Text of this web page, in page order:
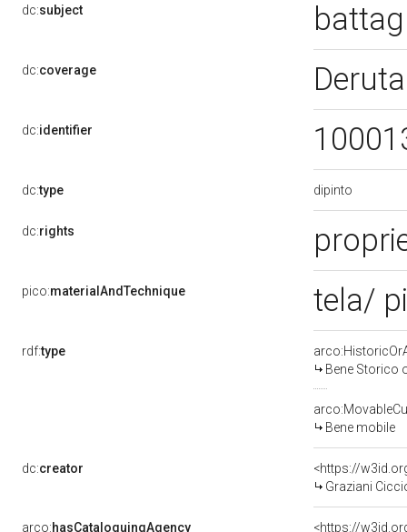
dc:subject
dc:coverage
dc:identifier
dc:type dipinto
dc:rights
pico:materialAndTechnique tela/
rdf:type
Bene Storico
Bene mobile
dc:creator
<https://
Graziani
arco:hasCataloguingAgency
<https://